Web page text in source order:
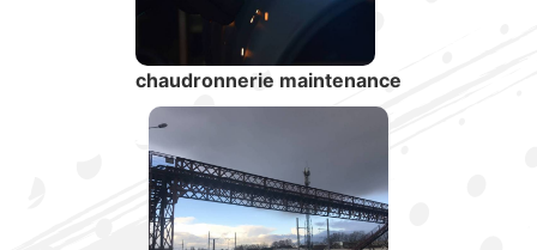
chaudronnerie maintenance